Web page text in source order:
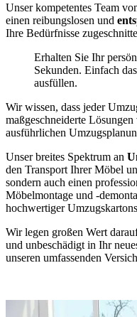
Unser kompetentes Team
einen reibungslosen und
Ihre Bedürfnisse
Erhalten Sie Ihr
Sekunden. Einfach
ausfüllen.
Wir wissen, dass jeder
maßgeschneiderte
ausführlichen
Unser breites Spektrum an
den Transport Ihrer Möbel
sondern auch einen
Möbelmontage und -
hochwertiger
Wir legen großen Wert
und unbeschädigt in Ihr
unseren umfassenden